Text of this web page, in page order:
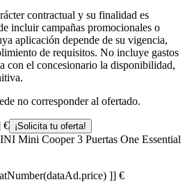
contractual y su finalidad es
incluir campañas promocionales o
aplicación depende de su vigencia,
de requisitos. No incluye gastos
con el concesionario la disponibilidad,
no corresponder al ofertado.
€ ¡Solicita tu oferta!
Mini Cooper 3 Puertas One Essential
]] €